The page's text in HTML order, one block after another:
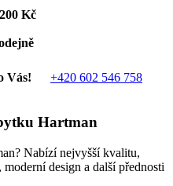
Kč
Vás!
+420 602 546 758
Hartman
Nabízí nejvyšší kvalitu,
design a další přednosti